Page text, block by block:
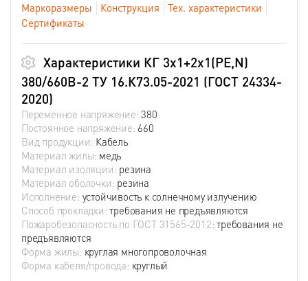
Маркоразмеры
Конструкция
Тех. характеристики
Сертификаты
Характеристики КГ 3х1+2х1(PE,N)
380/660В-2 ТУ 16.К73.05-2021 (ГОСТ 24334-
2020)
Переменное напряжение:380
Постоянное напряжение: 660
Вид продукции: Кабель
Материал жилы: медь
Материал изоляции: резина
Материал оболочки: резина
Исполнение: устойчивость к солнечному излучению
Способ прокладки:требования не предъявляются
Пожаробезопасность по ГОСТ 31565-2012:требования не
предъявляются
Форма жилы: круглая многопроволочная
Форма кабеля/провода: круглый